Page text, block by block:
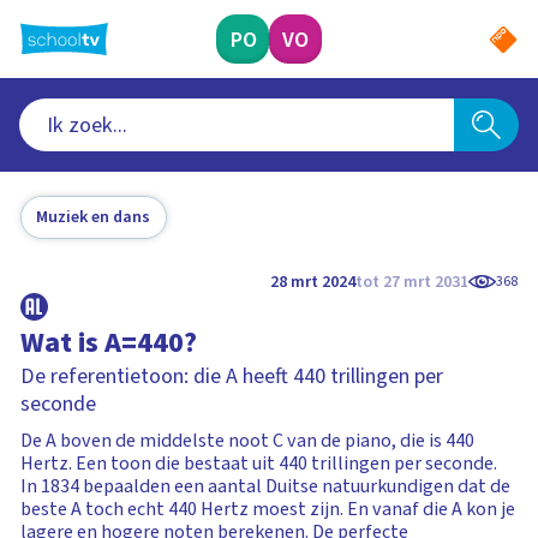
naar
hoofdinhoud
PO VO
Muziek en dans
28 mrt 2024tot 27 mrt 2031 368
Wat is A=440?
De referentietoon: die A heeft 440 trillingen per
seconde
De A boven de middelste noot C van de piano, die is 440
Hertz. Een toon die bestaat uit 440 trillingen per seconde.
In 1834 bepaalden een aantal Duitse natuurkundigen dat de
beste A toch echt 440 Hertz moest zijn. En vanaf die A kon je
lagere en hogere noten berekenen. De perfecte